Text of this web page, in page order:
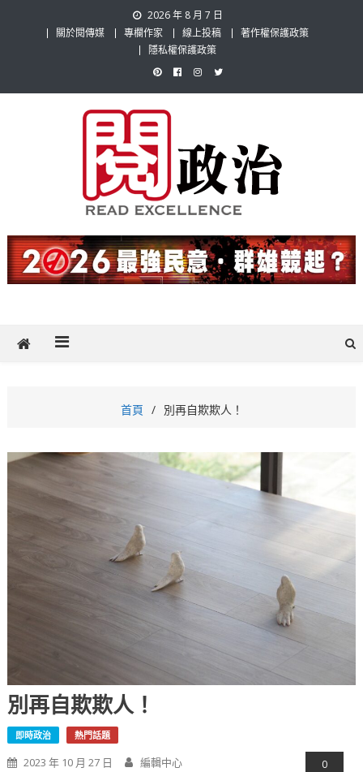
2026 年 8 月 7 日
關於閱傳媒
專欄作家 線上投稿
著作權保護政策
隱私權保護政策
閱政治 Read Gov News
題，也要專業評論，閱政治與多元的政治評論家與專欄作家邀稿合作，
讓讀者有最多元和專業的選擇。
首頁 別再自欺欺人！
別再自欺欺人！
即時政治 熱門話題
2023 年 10 月 27 日 編輯中心 0